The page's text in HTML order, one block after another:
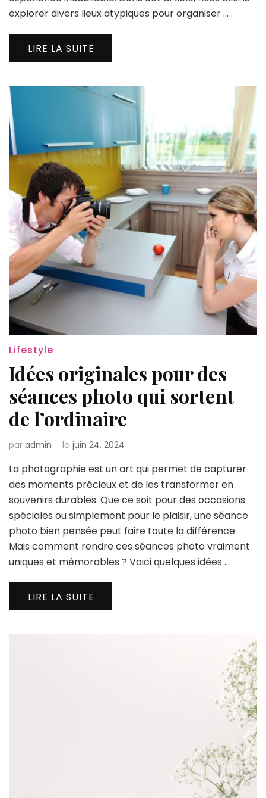
explorer divers lieux atypiques pour organiser …
LIRE LA SUITE
Lifestyle
Idées originales pour des
séances photo qui sortent
de l’ordinaire
par admin le juin 24, 2024
La photographie est un art qui permet de capturer
des moments précieux et de les transformer en
souvenirs durables. Que ce soit pour des occasions
spéciales ou simplement pour le plaisir, une séance
photo bien pensée peut faire toute la différence.
Mais comment rendre ces séances photo vraiment
uniques et mémorables ? Voici quelques idées …
LIRE LA SUITE